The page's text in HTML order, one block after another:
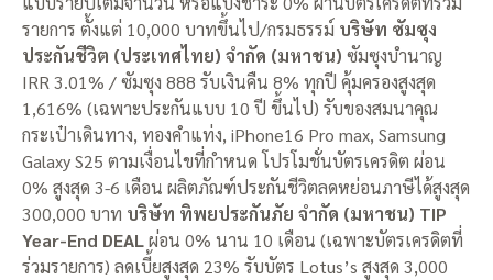
รายการ ตั้งแต่ 10,000 บาทขึ้นไป/กรมธรรม์ บริษัท ซัมซุง
ประกันชีวิต (ประเทศไทย) จำกัด (มหาชน) ซัมซุงบำนาญ
IRR 3.01% / ซัมซุง 888 รับเงินคืน 8% ทุกปี คุ้มครองสูงสุด
1,616% (เฉพาะประกันแบบ 10 ปี ขึ้นไป) รับของสมนาคุณ
กระเป๋าเดินทาง, ทองคำแท่ง, iPhone16 Pro max, Samsung
Galaxy S25 ตามเงื่อนไขที่กำหนด โปรโมชั่นบัตรเครดิต ผ่อน
0% สูงสุด 3-6 เดือน ผลิตภัณฑ์ประกันชีวิตลดหย่อนภาษีได้สูงสุด
300,000 บาท บริษัท ทิพยประกันภัย จำกัด (มหาชน) TIP
Year-End DEALผ่อน 0% นาน 10 เดือน (เฉพาะบัตรเครดิตที่
ร่วมรายการ) ลดเบี้ยสูงสุด 23% รับบัตร Lotus’s สูงสุด 3,000